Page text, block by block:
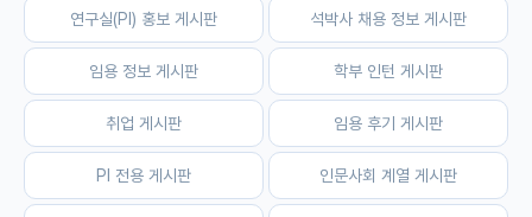
베스트 게시판
IF 명예의전당
자유 게시판(아무개랩)
미국 유학 게시판
연구실(PI) 홍보 게시판 석박사 채용 정보 게시판
임용 정보 게시판 학부 인턴 게시판
취업 게시판 임용 후기 게시판
PI 전용 게시판 인문사회 계열 게시판